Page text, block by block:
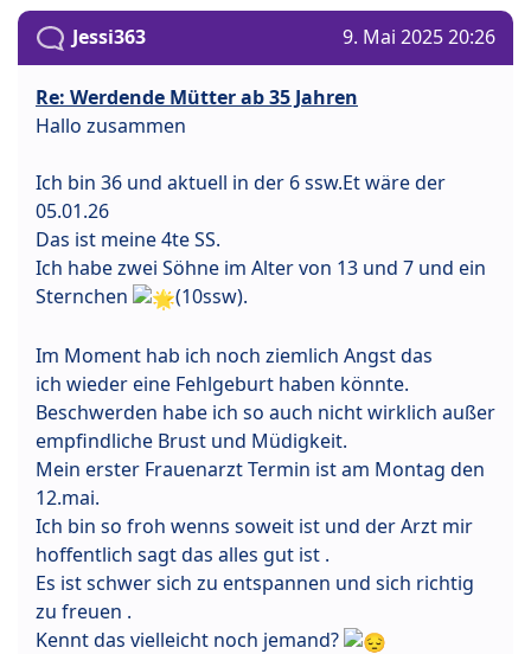
Jessi363 9. Mai 2025 20:26
Re: Werdende Mütter ab 35 Jahren
Hallo zusammen
Ich bin 36 und aktuell in der 6 ssw.Et wäre der
05.01.26
Das ist meine 4te SS.
Ich habe zwei Söhne im Alter von 13 und 7 und ein
Sternchen
(10ssw).
Im Moment hab ich noch ziemlich Angst das
ich wieder eine Fehlgeburt haben könnte.
Beschwerden habe ich so auch nicht wirklich außer
empfindliche Brust und Müdigkeit.
Mein erster Frauenarzt Termin ist am Montag den
12.mai.
Ich bin so froh wenns soweit ist und der Arzt mir
hoffentlich sagt das alles gut ist .
Es ist schwer sich zu entspannen und sich richtig
zu freuen .
Kennt das vielleicht noch jemand?